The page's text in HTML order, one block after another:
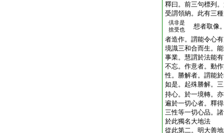
釋曰。前三句標列
受謂領納。此有三
倶非是
捨受也
想者取像
者造作。謂能令心
境識三和合而生。
事業。慧謂於法能
不忘。作意者。動
性。勝解者。謂能
如是。起殊勝解。
持心。於一境轉。
遍於一切心者。釋
三性等一切心品。
於此獨名大地法
從此第二。明大善